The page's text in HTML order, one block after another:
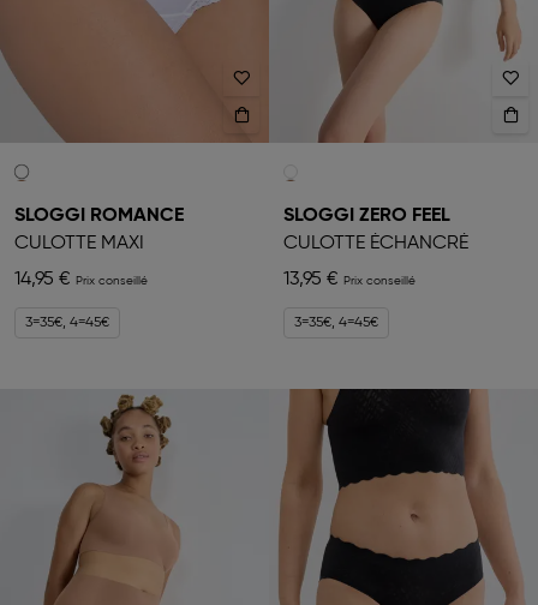
SLOGGI ROMANCE
CULOTTE MAXI
14,95 €
3=35€, 4=45€
SLOGGI ZERO FEEL
CULOTTE ÉCHANCRÉ
13,95 €
3=35€, 4=45€